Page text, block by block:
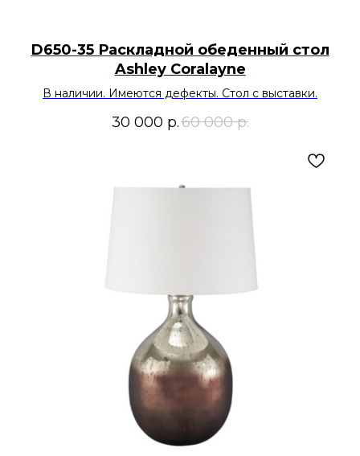
D650-35 Раскладной обеденный стол
Ashley Coralayne
В наличии. Имеются дефекты. Стол с выставки.
30 000 р.60 000 р.